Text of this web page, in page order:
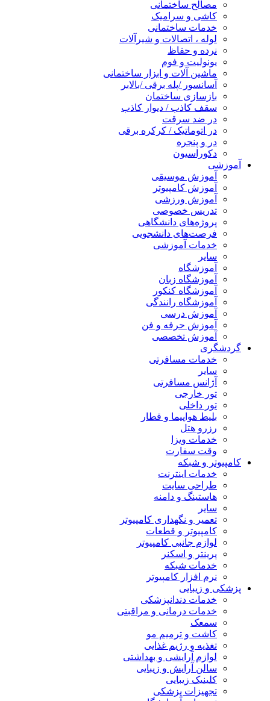
مصالح ساختمانی
کاشی و سرامیک
خدمات ساختمانی
لوله ، اتصالات و شیرآلات
نرده و حفاظ
یونولیت و فوم
ماشین آلات و ابزار ساختمانی
آسانسور /پله برقی /بالابر
بازسازی ساختمان
سقف کاذب / دیوار کاذب
در ضد سرقت
در اتوماتیک / کرکره برقی
در و پنجره
دکوراسیون
آموزشی
آموزش موسیقی
آموزش کامپیوتر
آموزش ورزشی
تدریس خصوصی
پروژه‌های دانشگاهی
فرصت‌های دانشجویی
خدمات آموزشی
سایر
آموزشگاه
آموزشگاه زبان
آموزشگاه کنکور
آموزشگاه رانندگی
آموزش درسی
آموزش حرفه و فن
آموزش تخصصی
گردشگری
خدمات مسافرتی
سایر
آژانس مسافرتی
تور خارجی
تور داخلی
بلیط هواپیما و قطار
رزرو هتل
خدمات ویزا
وقت سفارت
کامپیوتر و شبکه
خدمات اینترنت
طراحی سایت
هاستینگ و دامنه
سایر
تعمیر و نگهداری کامپیوتر
کامپیوتر و قطعات
لوازم جانبی کامپیوتر
پرینتر و اسکنر
خدمات شبکه
نرم افزار کامپیوتر
پزشکی و زیبایی
خدمات دندانپزشکی
خدمات درمانی و مراقبتی
سمعک
کاشت و ترمیم مو
تغذیه و رژیم غذایی
لوازم آرایشی و بهداشتی
سالن آرایش و زیبایی
کلینیک زیبایی
تجهیزات پزشکی